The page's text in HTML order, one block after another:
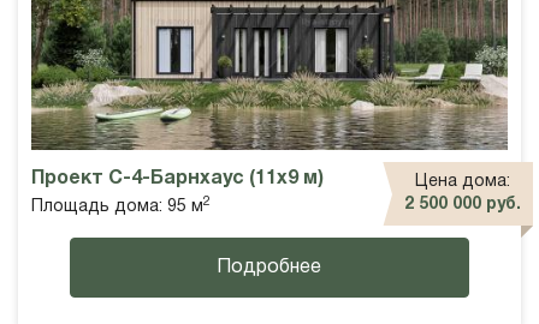
Проект С-4-Барнхаус (11х9 м)
Площадь дома: 95 м 2
Цена дома:
2 500 000 руб.
Подробнее